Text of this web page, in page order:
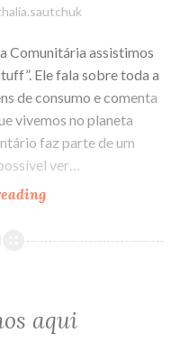
compro
bicicleta
II
Comunitária assistimos
Ele fala sobre toda a
de consumo e comenta
vivemos no planeta
faz parte de um
ver…
of
aqui